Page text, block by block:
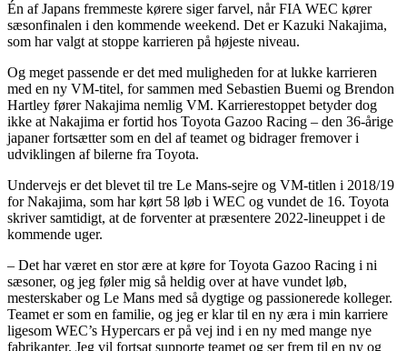
Én af Japans fremmeste kørere siger farvel, når FIA WEC kører
sæsonfinalen i den kommende weekend. Det er Kazuki Nakajima,
som har valgt at stoppe karrieren på højeste niveau.
Og meget passende er det med muligheden for at lukke karrieren
med en ny VM-titel, for sammen med Sebastien Buemi og Brendon
Hartley fører Nakajima nemlig VM. Karrierestoppet betyder dog
ikke at Nakajima er fortid hos Toyota Gazoo Racing – den 36-årige
japaner fortsætter som en del af teamet og bidrager fremover i
udviklingen af bilerne fra Toyota.
Undervejs er det blevet til tre Le Mans-sejre og VM-titlen i 2018/19
for Nakajima, som har kørt 58 løb i WEC og vundet de 16. Toyota
skriver samtidigt, at de forventer at præsentere 2022-lineuppet i de
kommende uger.
– Det har været en stor ære at køre for Toyota Gazoo Racing i ni
sæsoner, og jeg føler mig så heldig over at have vundet løb,
mesterskaber og Le Mans med så dygtige og passionerede kolleger.
Teamet er som en familie, og jeg er klar til en ny æra i min karriere
ligesom WEC’s Hypercars er på vej ind i en ny med mange nye
fabrikanter. Jeg vil fortsat supporte teamet og ser frem til en ny og